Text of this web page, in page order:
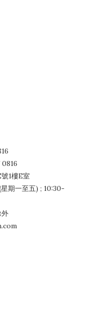
1樓E室
期一至五) ; 10:30-
外